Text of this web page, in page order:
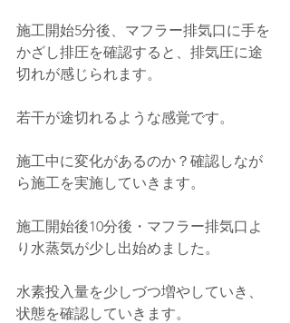
施工開始5分後、マフラー排気口に手を
かざし排圧を確認すると、排気圧に途
切れが感じられます。
若干が途切れるような感覚です。
施工中に変化があるのか？確認しなが
ら施工を実施していきます。
施工開始後10分後・マフラー排気口よ
り水蒸気が少し出始めました。
水素投入量を少しづつ増やしていき、
状態を確認していきます。